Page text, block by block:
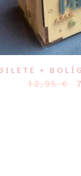
+
12,95€